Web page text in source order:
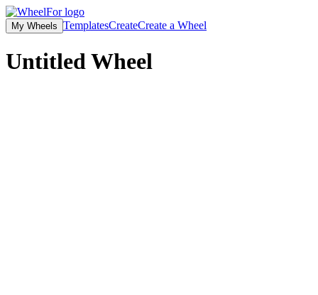
My Wheels TemplatesCreateCreate a Wheel
UntitledWheel